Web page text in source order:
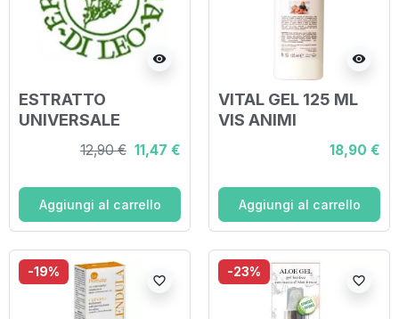
visibility
ESTRATTO
UNIVERSALE
CREMA 30 ML
12,90 € 11,47 €
Aggiungi al carrello
visibility
VITAL GEL 125 ML
VIS ANIMI
18,90 €
Aggiungi al carrello
-19%
favorite_border
-23%
favorite_border